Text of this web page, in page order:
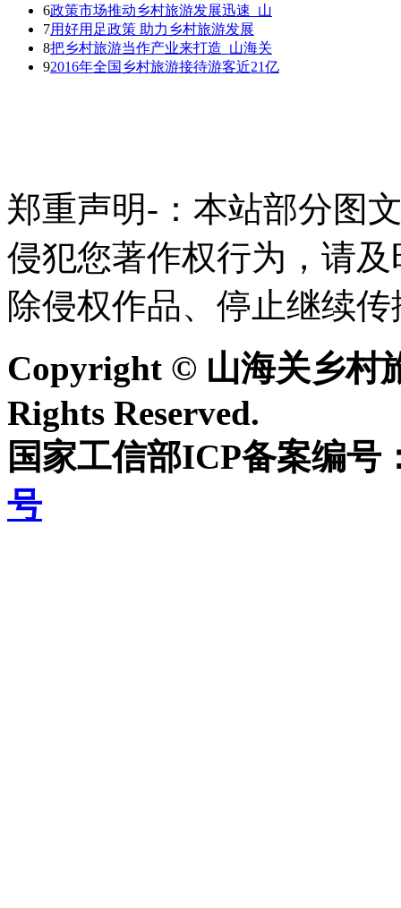
6政策市场推动乡村旅游发展迅速_山
7用好用足政策 助力乡村旅游发展
8把乡村旅游当作产业来打造_山海关
92016年全国乡村旅游接待游客近21亿
郑重声明-：本站部分图
侵犯您著作权行为，请
除侵权作品、停止继续传
Copyright © 山海关乡村
Rights Reserved.
国家工信部ICP备案编号
号